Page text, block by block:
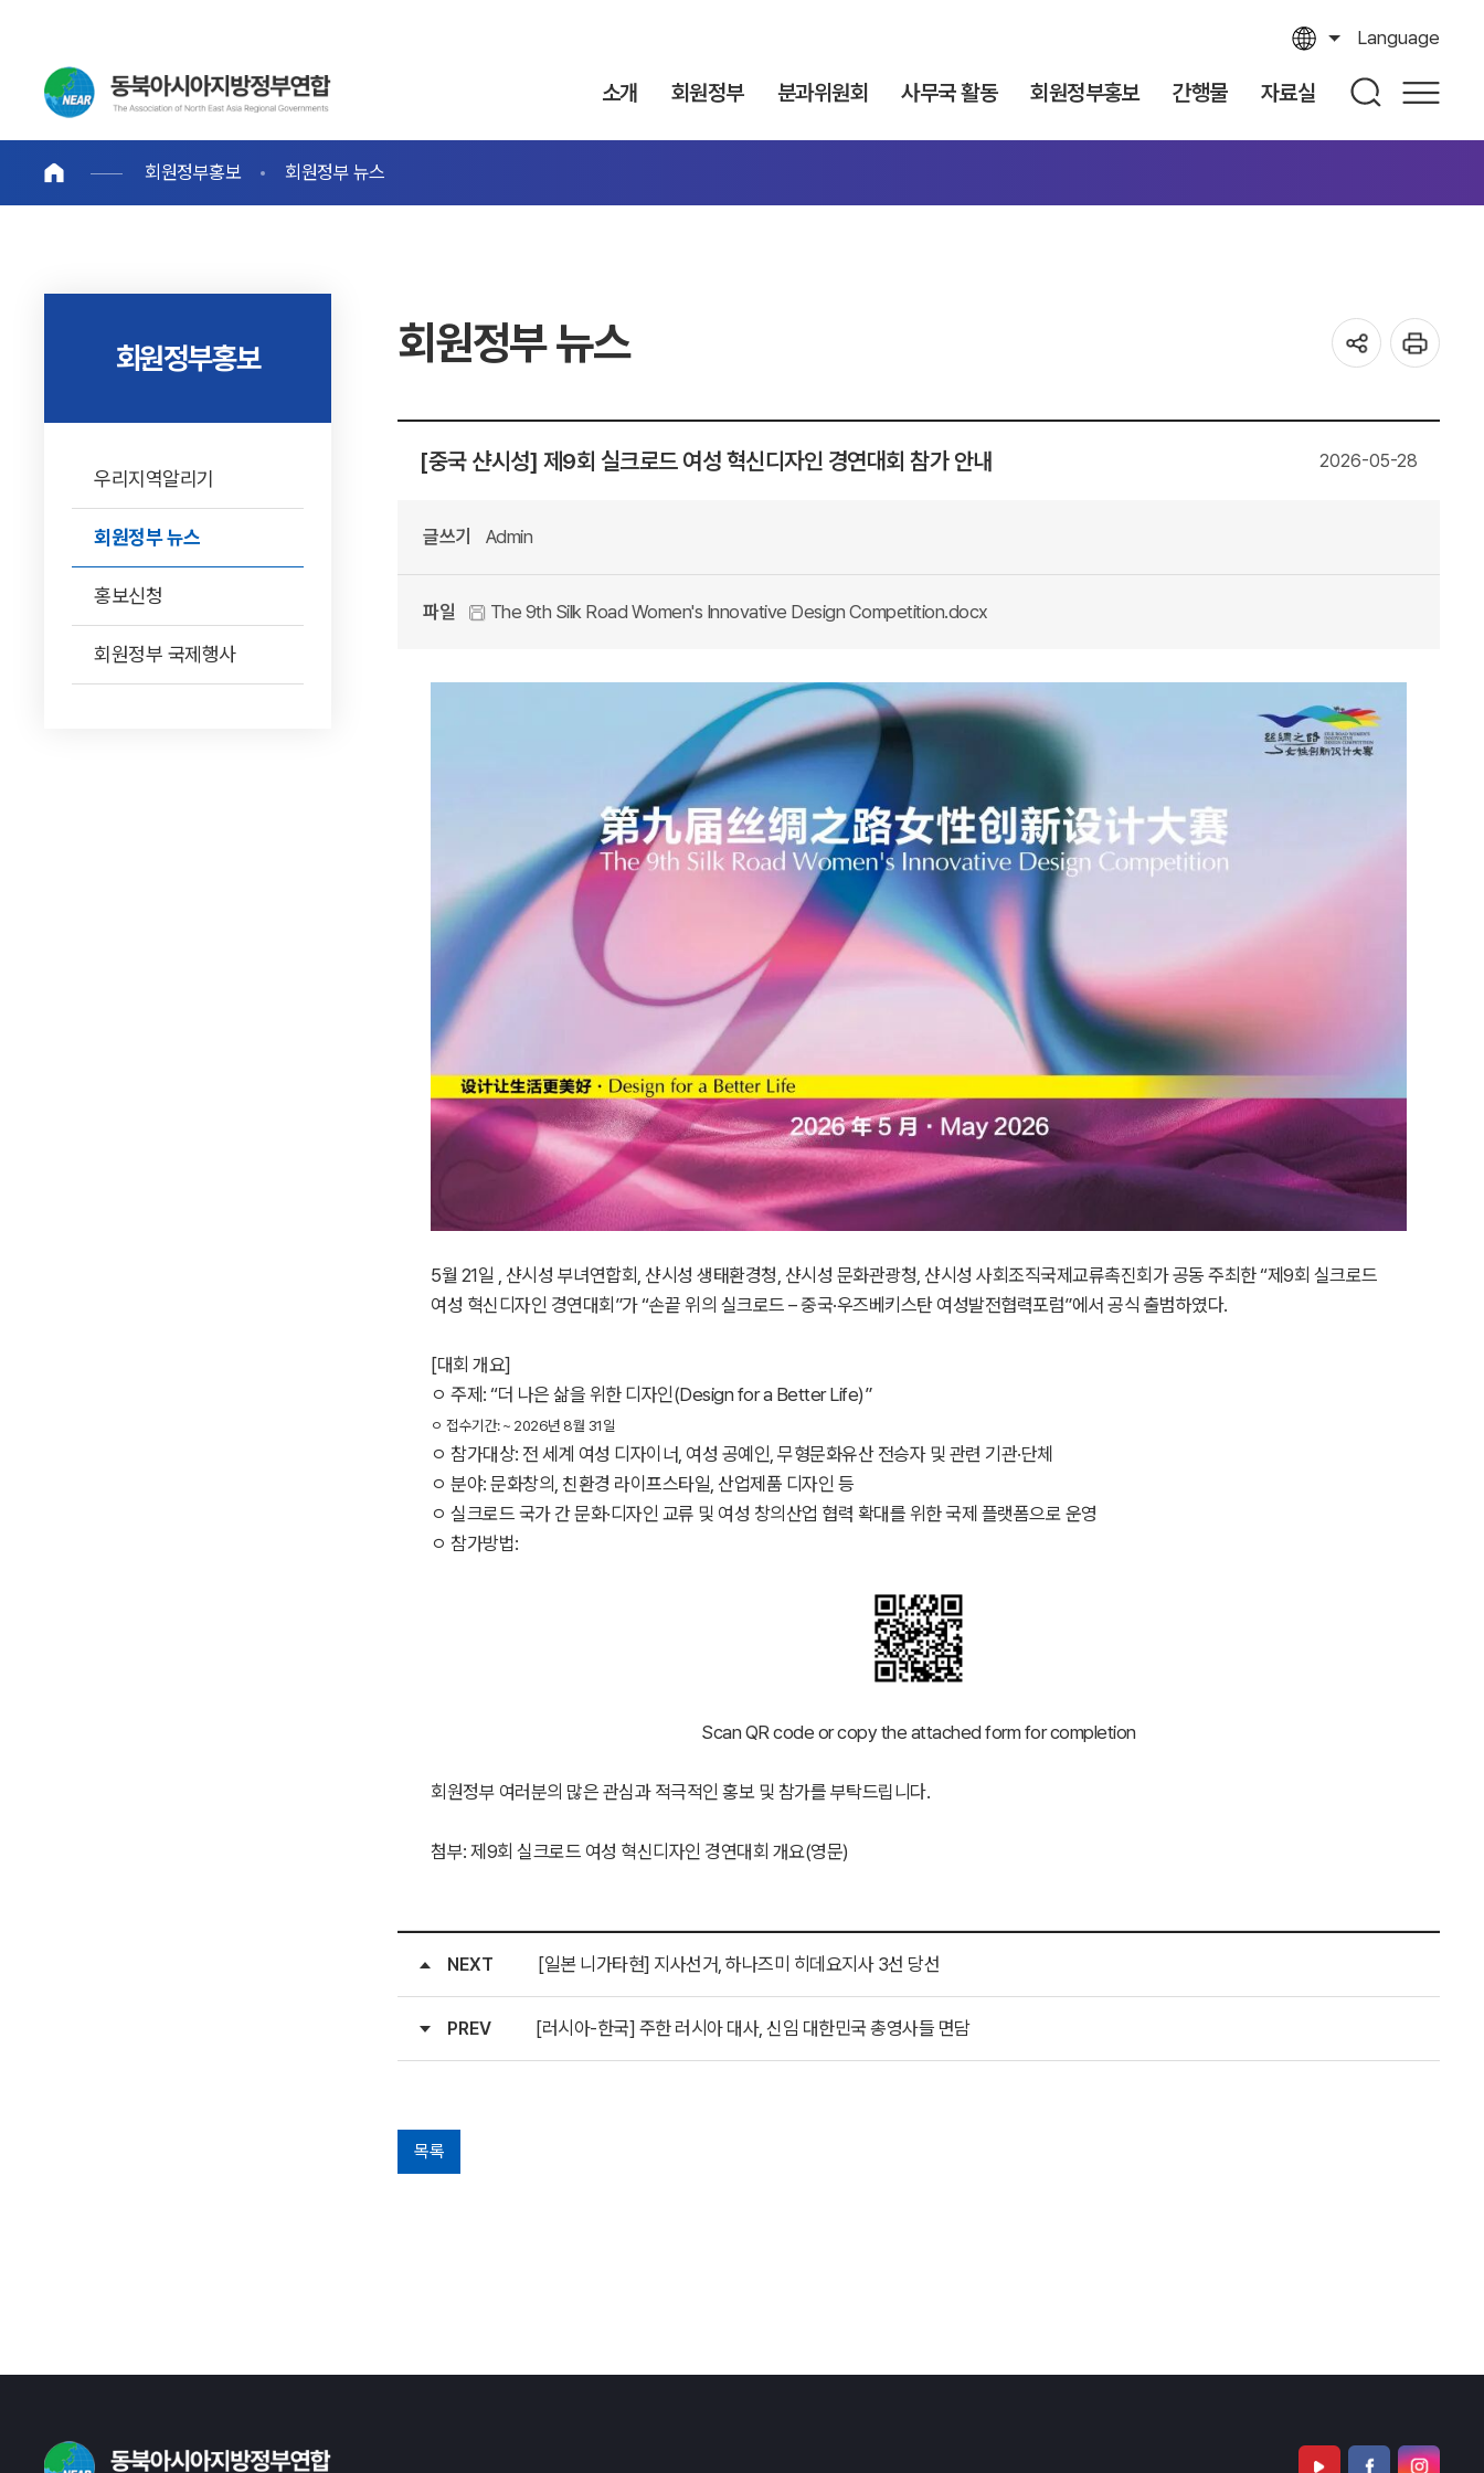
Language
소개 회원정부 분과위원회 사무국 활동 회원정부홍보 간행물 자료실
회원정부홍보 회원정부 뉴스
회원정부홍보
우리지역알리기
회원정부 뉴스
홍보신청
회원정부 국제행사
회원정부 뉴스
[중국 샨시성] 제9회 실크로드 여성 혁신디자인 경연대회 참가 안내 2026-05-28
글쓰기 Admin
파일 The 9th Silk Road Women's Innovative Design Competition.docx
5월 21일 , 샨시성 부녀연합회, 샨시성 생태환경청, 샨시성 문화관광청, 샨시성 사회조직국제교류촉진회가 공동 주최한 “제9회 실크로드
여성 혁신디자인 경연대회”가 “손끝 위의 실크로드 – 중국·우즈베키스탄 여성발전협력포럼”에서 공식 출범하였다.
[대회 개요]
ㅇ 주제: “더 나은 삶을 위한 디자인(Design for a Better Life)”
ㅇ 접수기간: ~ 2026년 8월 31일
ㅇ 참가대상: 전 세계 여성 디자이너, 여성 공예인, 무형문화유산 전승자 및 관련 기관·단체
ㅇ 분야: 문화창의, 친환경 라이프스타일, 산업제품 디자인 등
ㅇ 실크로드 국가 간 문화·디자인 교류 및 여성 창의산업 협력 확대를 위한 국제 플랫폼으로 운영
ㅇ 참가방법:
Scan QR code or copy the attached form for completion
회원정부 여러분의 많은 관심과 적극적인 홍보 및 참가를 부탁드립니다.
첨부: 제9회 실크로드 여성 혁신디자인 경연대회 개요(영문)
NEXT [일본 니가타현] 지사선거, 하나즈미 히데요지사 3선 당선
PREV [러시아-한국] 주한 러시아 대사, 신임 대한민국 총영사들 면담
목록